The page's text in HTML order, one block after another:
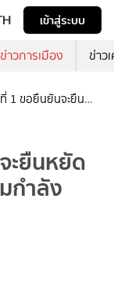
เข้าสู่ระบบ
ข่าวการเมือง ข่าว
1 ขอยืนยันจะยืน
ยืนหยัด
กำลัง